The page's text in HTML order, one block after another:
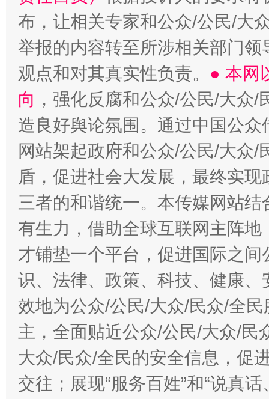
布，让相关专家和公众/公民/大
举报的内容转至所涉相关部门
观点和对其真实性负责。 ● 本网
向 ，强化反腐和公众/公民/大众
造良好舆论氛围。通过中国公
网站架起政府和公众/公民/大众
盾，促进社会大发展，最终实
三者的和谐统一。本传媒网站
有生力，借助全球互联网主阵
才铺垫一个平台，促进国际之
识、法律、政策、科技、健康
效地为公众/公民/大众/民众/全
主，全面贴近公众/公民/大众/民
大众/民众/全民的安全信息，促
交往；展现“服务百姓”和“说真